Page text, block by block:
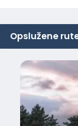
Opslužene